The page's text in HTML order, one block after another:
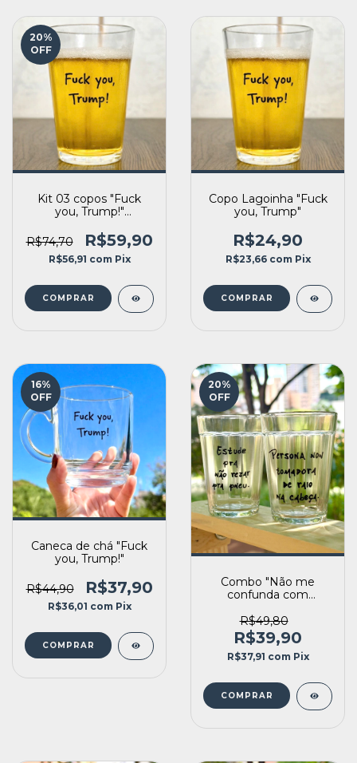
20%
OFF
Kit 03 copos "Fuck
you, Trump!"
R$74,70
R$59,90
R$56,91 com Pix
Copo Lagoinha "Fuck
you, Trump"
R$24,90
R$23,66 com Pix
16%
OFF
Caneca de chá "Fuck
you, Trump!"
R$44,90 R$37,90
R$36,01 com Pix
20%
OFF
Combo "Não me
confunda com
Lagoinha
R$49,80
R$39,90
R$37,91 com Pix